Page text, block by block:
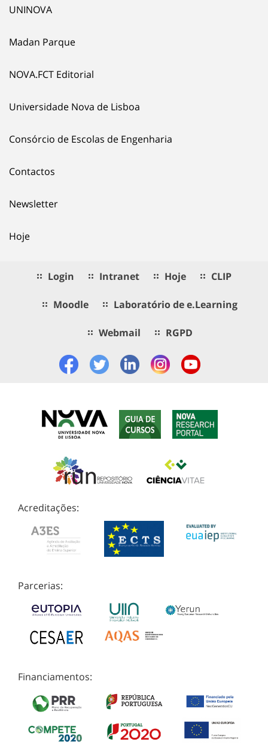
UNINOVA
Madan Parque
NOVA.FCT Editorial
Universidade Nova de Lisboa
Consórcio de Escolas de Engenharia
Contactos
Newsletter
Hoje
Login Intranet Hoje CLIP
Moodle Laboratório de e.Learning
Webmail RGPD
Acreditações:
Parcerias:
Financiamentos: